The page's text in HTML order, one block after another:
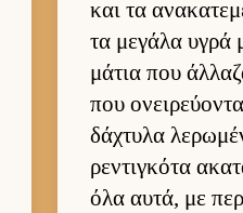
και τα
τα μεγάλα υγρά
μάτια που
που
δάχτυλα
ρεντιγκότα
όλα αυ­τά, με